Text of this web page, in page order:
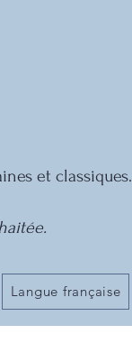
et classiques.
Langue française